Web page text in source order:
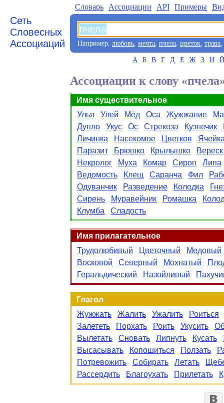
Сеть
Словесных
Ассоциаций
Словарь Aссоциации API Примеры
Например, любовь, мечта, пчела, цветок, трава,
А Б В Г Д Е Ж З И Й
Ассоциации к слову
Имя существительное
Улья
Улей Мёд Оса Жужжание
Дупло
Укус Ос Стрекоза Кузнечик
Личинка
Насекомое Цветков
Паразит
Брюшко Крылышко
Вереск
Некролог
Муха Комар Сироп
Липа
Ведомость
Клещ Саранча Фил
Одуванчик
Разведение Колодка
Сирень
Муравейник Ромашка
Клумба
Сладость
Имя прилагательное
Трудолюбивый
Цветочный
Медовый
Восковой
Северный Мохнатый
Геральдический
Назойливый
Глагол
Жужжать
Жалить Ужалить
Роиться
Залететь
Порхать Роить Укусить
Вылетать
Сновать Липнуть Кусать
Высасывать
Копошиться Ползать
Потревожить
Собирать Летать
Рассердить
Благоухать Прилетать